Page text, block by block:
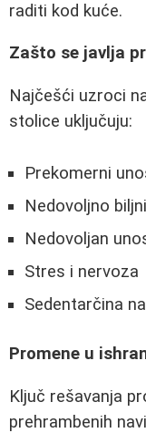
raditi kod kuće.
Zašto se javlja
Najčešći uzroci
stolice uključuju:
Prekomerni
Nedovoljno
Nedovoljan
Stres i nervoza
Sedentarčina
Promene u
Ključ rešavanja
prehrambenih